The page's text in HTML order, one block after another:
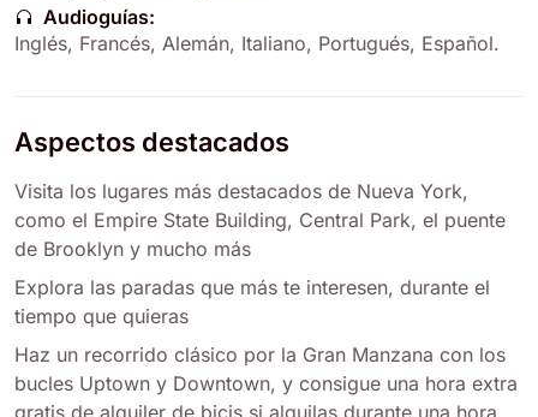
Audioguías:
Inglés, Francés, Alemán, Italiano, Portugués, Español.
Aspectos destacados
Visita los lugares más destacados de Nueva York,
como el Empire State Building, Central Park, el puente
de Brooklyn y mucho más
Explora las paradas que más te interesen, durante el
tiempo que quieras
Haz un recorrido clásico por la Gran Manzana con los
bucles Uptown y Downtown, y consigue una hora extra